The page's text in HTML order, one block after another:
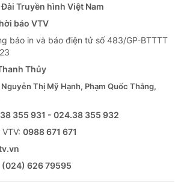
Đài Truyền hình Việt Nam
báo VTV
báo in và báo điện tử số 483/GP-BTTTT
Thủy
Nguyễn Thị Mỹ Hạnh, Phạm Quốc Thắng,
355 931 - 024.38 355 932
0988 671 671
(024) 626 79595